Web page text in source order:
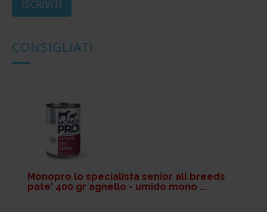
CONSIGLIATI
Monopro lo specialista senior all breeds
pate' 400 gr agnello - umido mono ...